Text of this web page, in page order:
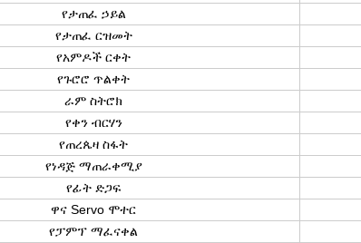
የታጠፈ ኃይል
የታጠፈ ርዝመት
የአምዶች ርቀት
የጉሮሮ ጥልቀት
ራም ስትሮክ
የቀን ብርሃን
የጠረጴዛ ስፋት
የነዳጅ ማጠራቀሚያ
የፊት ድጋፍ
ዋና Servo ሞተር
የፓምፕ ማፈናቀል